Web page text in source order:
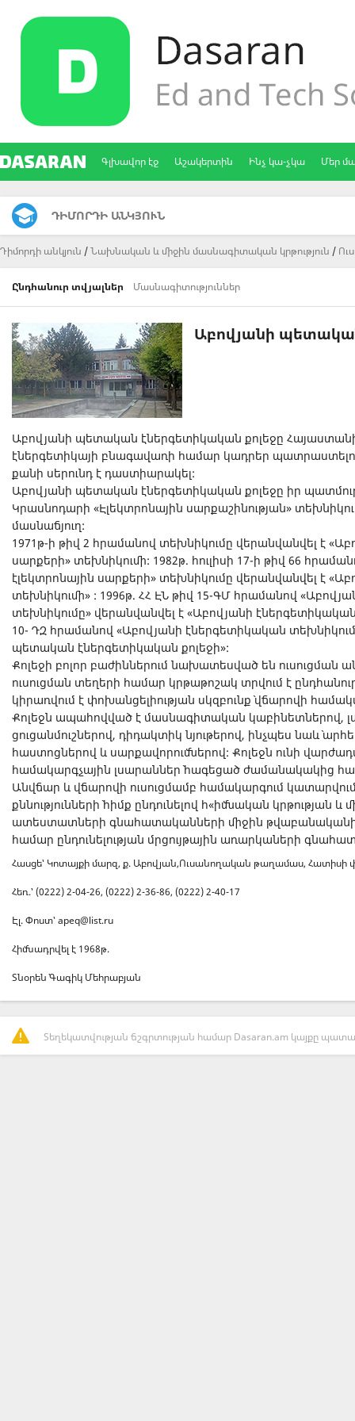
Գլխավոր էջ Աշակերտին Ինչ կա-չկա Մեր
ԴԻՄՈՐԴԻ ԱՆԿՅՈՒՆ
Դիմորդի անկյուն Նախնական և միջին մասնագիտական կրթություն
Ընդհանուր տվյալներ Մասնագիտություններ
Աբովյանի
Աբովյանի պետական էներգետիկական քոլեջը Հայաստանի
էներգետիկայի բնագավառի համար կադրեր
քանի սերունդ է դաստիարակել:
Աբովյանի պետական էներգետիկական քոլեջը իր
Կրասնոդարի «Էլեկտրոնային սարքաշինության»
մասնաճյուղ:
1971թ-ի թիվ 2 հրամանով տեխնիկումը վերանվանվել է
սարքերի» տեխնիկումի: 1982թ. հուլիսի 17-ի թիվ 66
էլեկտրոնային սարքերի» տեխնիկումը վերանվանվել է
տեխնիկումի» : 1996թ. ՀՀ ԷՆ թիվ 15-ԳՄ հրամանով
տեխնիկումը» վերանվանվել է «Աբովյանի
10- ԴԶ հրամանով «Աբովյանի էներգետիկական
պետական էներգետիկական քոլեջի»:
Քոլեջի բոլոր բաժիններում նախատեսված են ուսուցման
ուսուցման տեղերի համար կրթաթոշակ տրվում է
կիրառվում է փոխանցելիության սկզբունք` վճարովի
Քոլեջն ապահովված է մասնագիտական կաբինետներով,
ցուցանմուշներով, դիդակտիկ նյութերով, ինչպես նաև`
հաստոցներով և սարքավորումներով: Քոլեջն ունի
համակարգչային լսարաններ` հագեցած ժամանակակից
Անվճար և վճարովի ուսուցմամբ համակարգում կատարվում
քննությունների` հիմք ընդունելով հ«իմնական կրթության
ատեստատների գնահատականների միջին թվաբանականի
համար ընդունելության մրցույթային առարկաների
Հասցե՝ Կոտայքի մարզ, ք. Աբովյան,Ուսանողական թաղամաս, Հատիսի
Հեռ.՝ (0222) 2-04-26, (0222) 2-36-86, (0222) 2-40-17
Էլ. Փոստ՝apeq@list.ru
Հիմնադրվել է 1968թ.
Տնօրեն` Գագիկ Մեհրաբյան
Տեղեկատվության ճշգրտության համար Dasaran.am կայքը